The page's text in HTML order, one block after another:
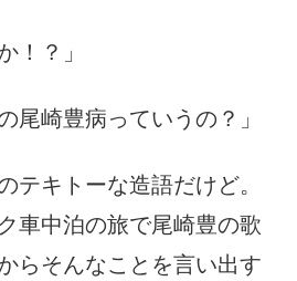
！？」
尾崎豊病っていうの？」
テキトーな造語だけど。
車中泊の旅で尾崎豊の歌
らそんなことを言い出す